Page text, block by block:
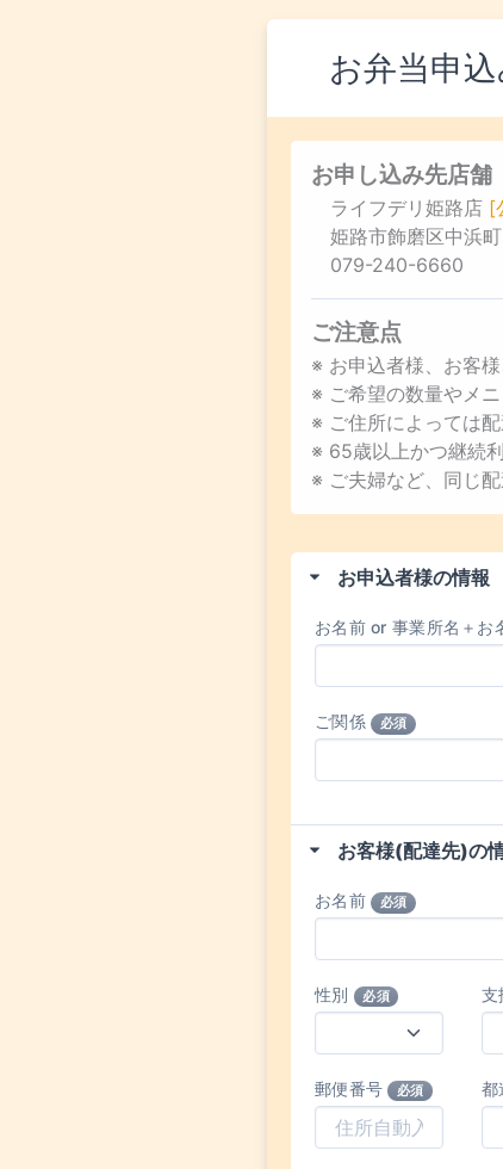
お弁当申
お申し込み先店舗
ライフデリ姫路店 [
姫路市飾磨区中浜
079-240-6660
ご注意点
※ お申込者様、お客
※ ご希望の数量やメ
※ ご住所によっては
※ 65歳以上かつ継続
※ ご夫婦など、同じ
お申込者様の情報
お名前 or 事業所名＋お
ご関係 必須
お客様(配達先)の
お名前 必須
性別 必須
郵便番号 必須